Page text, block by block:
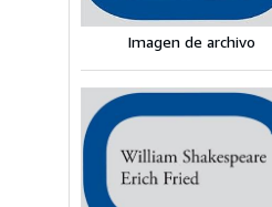
Imagen de archivo